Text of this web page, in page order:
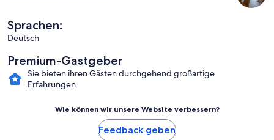
Sprachen:
Deutsch
Premium-Gastgeber
Sie bieten ihren Gästen durchgehend großartige
Erfahrungen.
Wie können wir unsere Website verbessern?
Feedback geben